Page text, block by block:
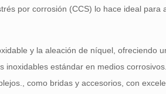
por corrosión (CCS) lo hace ideal para
y la aleación de níquel, ofreciendo
inoxidables estándar en medios
como bridas y accesorios, con